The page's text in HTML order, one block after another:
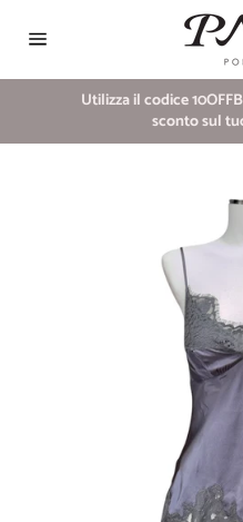
direttamente
contenuti
del
Utilizza il codice
sconto sul